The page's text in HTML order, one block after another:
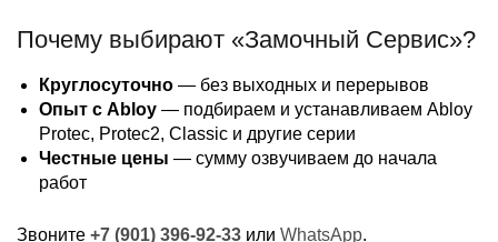
Почему выбирают «Замочный Сервис»?
Круглосуточно — без выходных и перерывов
Опыт с Abloy — подбираем и устанавливаем Abloy
Protec, Protec2, Classic и другие серии
Честные цены — сумму озвучиваем до начала
работ
Звоните +7 (901) 396-92-33 или WhatsApp.